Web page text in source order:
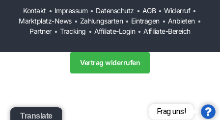
Kontakt • Impressum • Datenschutz • AGB • Widerruf •
Marktplatz-News • Zahlungsarten • Eintragen • Anbieten •
Partner • Tracking • Affiliate-Login • Affiliate-Bereich
Vertrag widerrufen
Translate Frag uns!